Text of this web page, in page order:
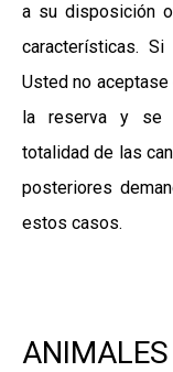
a su disposición
características.
Usted no
la reserva y se
totalidad de las
posteriores
estos casos.
ANIMALES